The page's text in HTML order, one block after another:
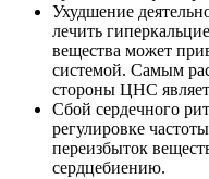
Ухудшение
лечить
вещества может
системой. Самым
стороны ЦНС
Сбой сердечного
регулировке
переизбыток
сердцебиению.